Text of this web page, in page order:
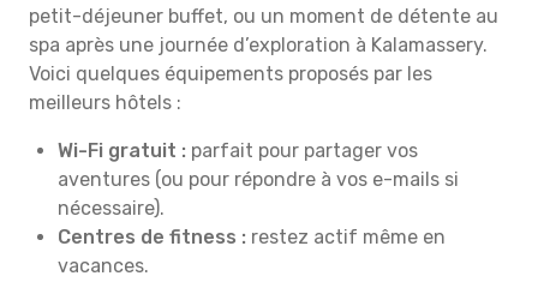
petit-déjeuner buffet, ou un moment de détente au
spa après une journée d’exploration à Kalamassery.
Voici quelques équipements proposés par les
meilleurs hôtels :
Wi-Fi gratuit : parfait pour partager vos
aventures (ou pour répondre à vos e-mails si
nécessaire).
Centres de fitness : restez actif même en
vacances.